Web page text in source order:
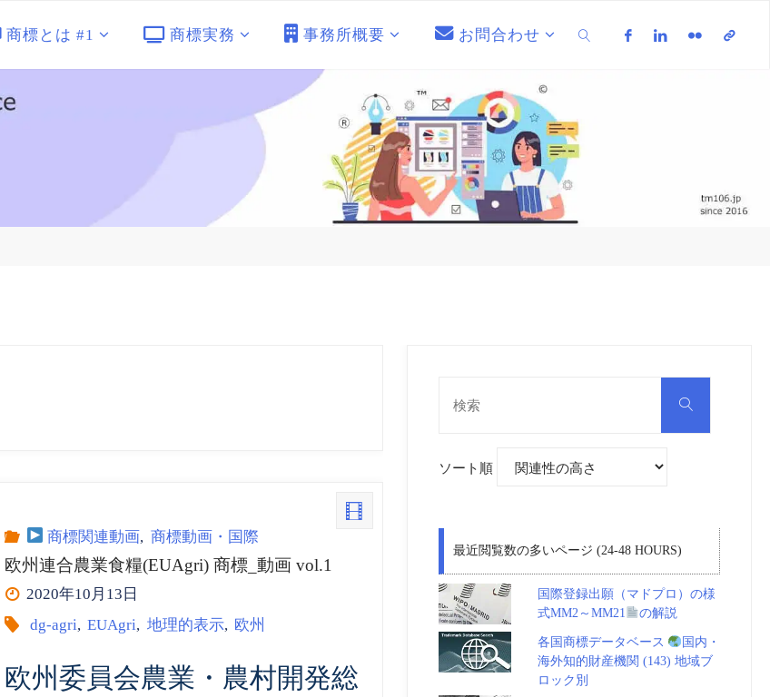
商標とは #1 商標実務 事務所概要 お問合わせ
商標関連動画, 商標動画・国際
欧州連合農業食糧(EUAgri) 商標_動画 vol.1
2020年10月13日
dg-agri, EUAgri, 地理的表示, 欧州
欧州委員会農業・農村開発総
検
ソート順
最近閲覧数の多いページ (24-48 HOURS)
国際登録出願（マドプロ）の様
式MM2～MM21
の解説
各国商標データベース
国内・
海外知的財産機関 (143) 地域ブ
ロック別